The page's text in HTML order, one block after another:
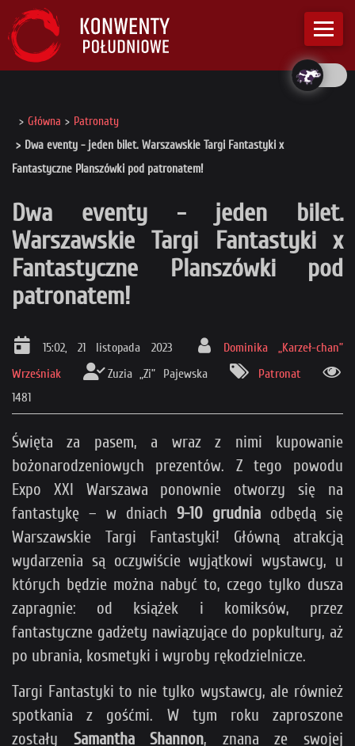
Główna
Patronaty
Dwa eventy - jeden bilet. Warszawskie Targi Fantastyki x
Fantastyczne Planszówki pod patronatem!
Dwa eventy - jeden bilet.
Warszawskie Targi Fantastyki x
Fantastyczne Planszówki pod
patronatem!
15:02, 21 listopada 2023
Dominika „Karzeł-chan”
Wrześniak
Zuzia „Zi” Pajewska
Patronat
1481
Święta za pasem, a wraz z nimi kupowanie
bożonarodzeniowych prezentów. Z tego powodu
Expo XXI Warszawa ponownie otworzy się na
fantastykę – w dniach 9-10 grudnia odbędą się
Warszawskie Targi Fantastyki! Główną atrakcją
wydarzenia są oczywiście wyjątkowi wystawcy, u
których będzie można nabyć to, czego tylko dusza
zapragnie: od książek i komiksów, przez
fantastyczne gadżety nawiązujące do popkultury, aż
po ubrania, kosmetyki i wyroby rękodzielnicze.
Targi Fantastyki to nie tylko wystawcy, ale również
spotkania z gośćmi. W tym roku zaproszone
zostały Samantha Shannon, znana ze swojej